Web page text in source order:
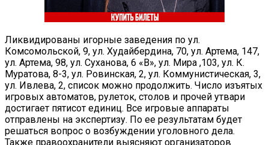
Ликвидированы игорные заведения по ул.
Комсомольской, 9, ул. Худайбердина, 70, ул. Артема, 147,
ул. Артема, 98, ул. Суханова, 6 «В», ул. Мира ,103, ул. К.
Муратова, 8-3, ул. Ровинская, 2, ул. Коммунистическая, 3,
ул. Ивлева, 2, список можно продолжить. Число изъятых
игровых автоматов, рулеток, столов и прочей утвари
достигает пятисот единиц. Все игровые аппараты
отправлены на экспертизу. По ее результатам будет
решаться вопрос о возбуждении уголовного дела.
Также правоохранители выясняют организаторов